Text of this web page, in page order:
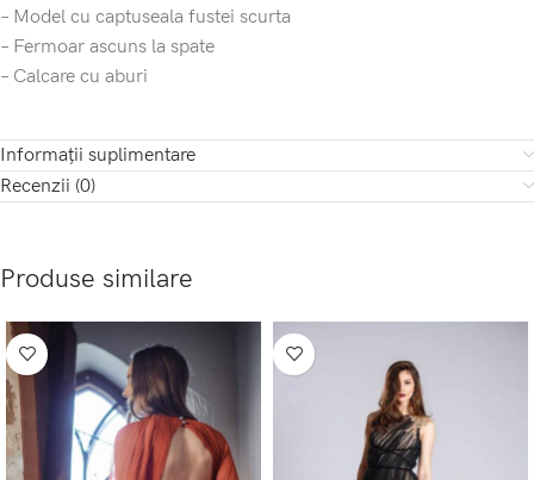
– Model cu captuseala fustei scurta
– Fermoar ascuns la spate
– Calcare cu aburi
Informații suplimentare
Recenzii (0)
Produse similare